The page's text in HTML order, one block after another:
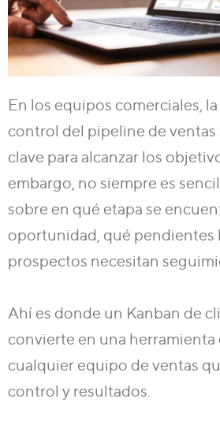
En los equipos comerciales,
control del pipeline de
clave para alcanzar los
embargo, no siempre es
sobre en qué etapa se
oportunidad, qué pendientes
prospectos necesitan
Ahí es donde un Kanban de
convierte en una herramienta
cualquier equipo de ventas
control y resultados.